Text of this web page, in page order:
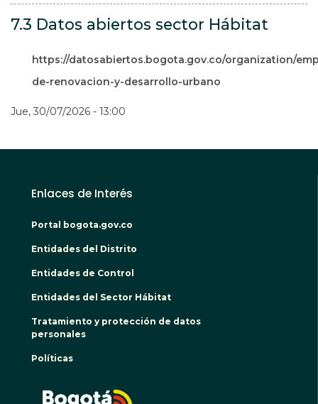
7.3 Datos abiertos sector Hábitat
https://datosabiertos.bogota.gov.co/organization/
de-renovacion-y-desarrollo-urbano
Jue, 30/07/2026 - 13:00
Enlaces de Interés
Portal bogota.gov.co
Entidades del Distrito
Entidades de Control
Entidades del Sector Hábitat
Tratamiento y protección de datos
personales
Políticas